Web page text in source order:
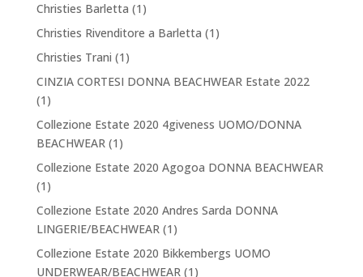
Christies Barletta (1)
Christies Rivenditore a Barletta (1)
Christies Trani (1)
CINZIA CORTESI DONNA BEACHWEAR Estate 2022
(1)
Collezione Estate 2020 4giveness UOMO/DONNA
BEACHWEAR(1)
Collezione Estate 2020 Agogoa DONNA BEACHWEAR
(1)
Collezione Estate 2020 Andres Sarda DONNA
LINGERIE/BEACHWEAR(1)
Collezione Estate 2020 Bikkembergs UOMO
UNDERWEAR/BEACHWEAR(1)